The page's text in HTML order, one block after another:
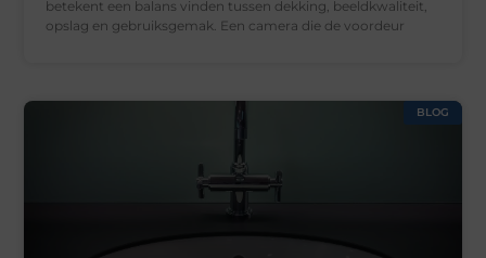
betekent een balans vinden tussen dekking, beeldkwaliteit,
opslag en gebruiksgemak. Een camera die de voordeur
BLOG